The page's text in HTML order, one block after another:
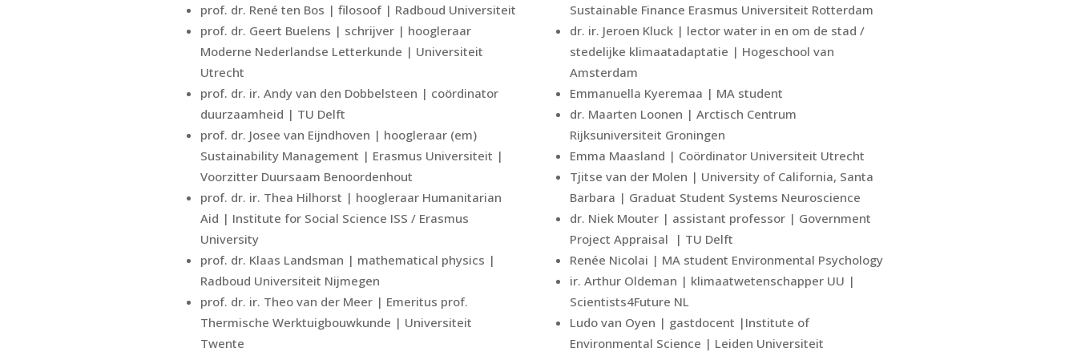
prof. dr. René ten Bos | filosoof | Radboud Universiteit
prof. dr. Geert Buelens | schrijver | hoogleraar
Moderne Nederlandse Letterkunde | Universiteit
Utrecht
prof. dr. ir. Andy van den Dobbelsteen | coördinator
duurzaamheid | TU Delft
prof. dr. Josee van Eijndhoven | hoogleraar (em)
Sustainability Management | Erasmus Universiteit |
Voorzitter Duursaam Benoordenhout
prof. dr. ir. Thea Hilhorst | hoogleraar Humanitarian
Aid | Institute for Social Science ISS / Erasmus
University
prof. dr. Klaas Landsman | mathematical physics |
Radboud Universiteit Nijmegen
prof. dr. ir. Theo van der Meer | Emeritus prof.
Thermische Werktuigbouwkunde | Universiteit
Twente
Sustainable Finance Erasmus Universiteit Rotterdam
dr. ir. Jeroen Kluck | lector water in en om de stad /
stedelijke klimaatadaptatie | Hogeschool van
Amsterdam
Emmanuella Kyeremaa | MA student
dr. Maarten Loonen | Arctisch Centrum
Rijksuniversiteit Groningen
Emma Maasland | Coördinator Universiteit Utrecht
Tjitse van der Molen | University of California, Santa
Barbara | Graduat Student Systems Neuroscience
dr. Niek Mouter | assistant professor | Government
Project Appraisal | TU Delft
Renée Nicolai | MA student Environmental Psychology
ir. Arthur Oldeman | klimaatwetenschapper UU |
Scientists4Future NL
Ludo van Oyen | gastdocent |Institute of
Environmental Science | Leiden Universiteit